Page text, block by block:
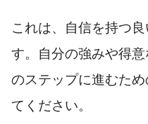
これは、自信を持つ
す。自分の強みや得
のステップに進むた
てください。